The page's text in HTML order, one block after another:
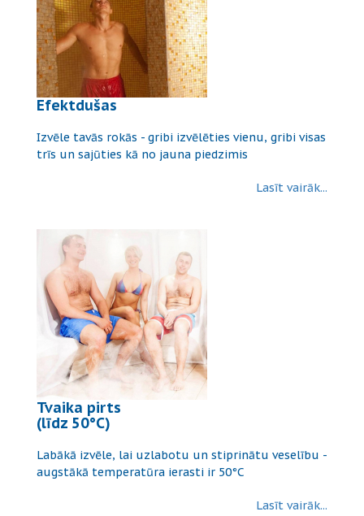
Efektdušas
Izvēle tavās rokās - gribi izvēlēties vienu, gribi visas
trīs un sajūties kā no jauna piedzimis
Lasīt vairāk...
Tvaika pirts
(līdz 50°C)
Labākā izvēle, lai uzlabotu un stiprinātu veselību -
augstākā temperatūra ierasti ir 50°C
Lasīt vairāk...